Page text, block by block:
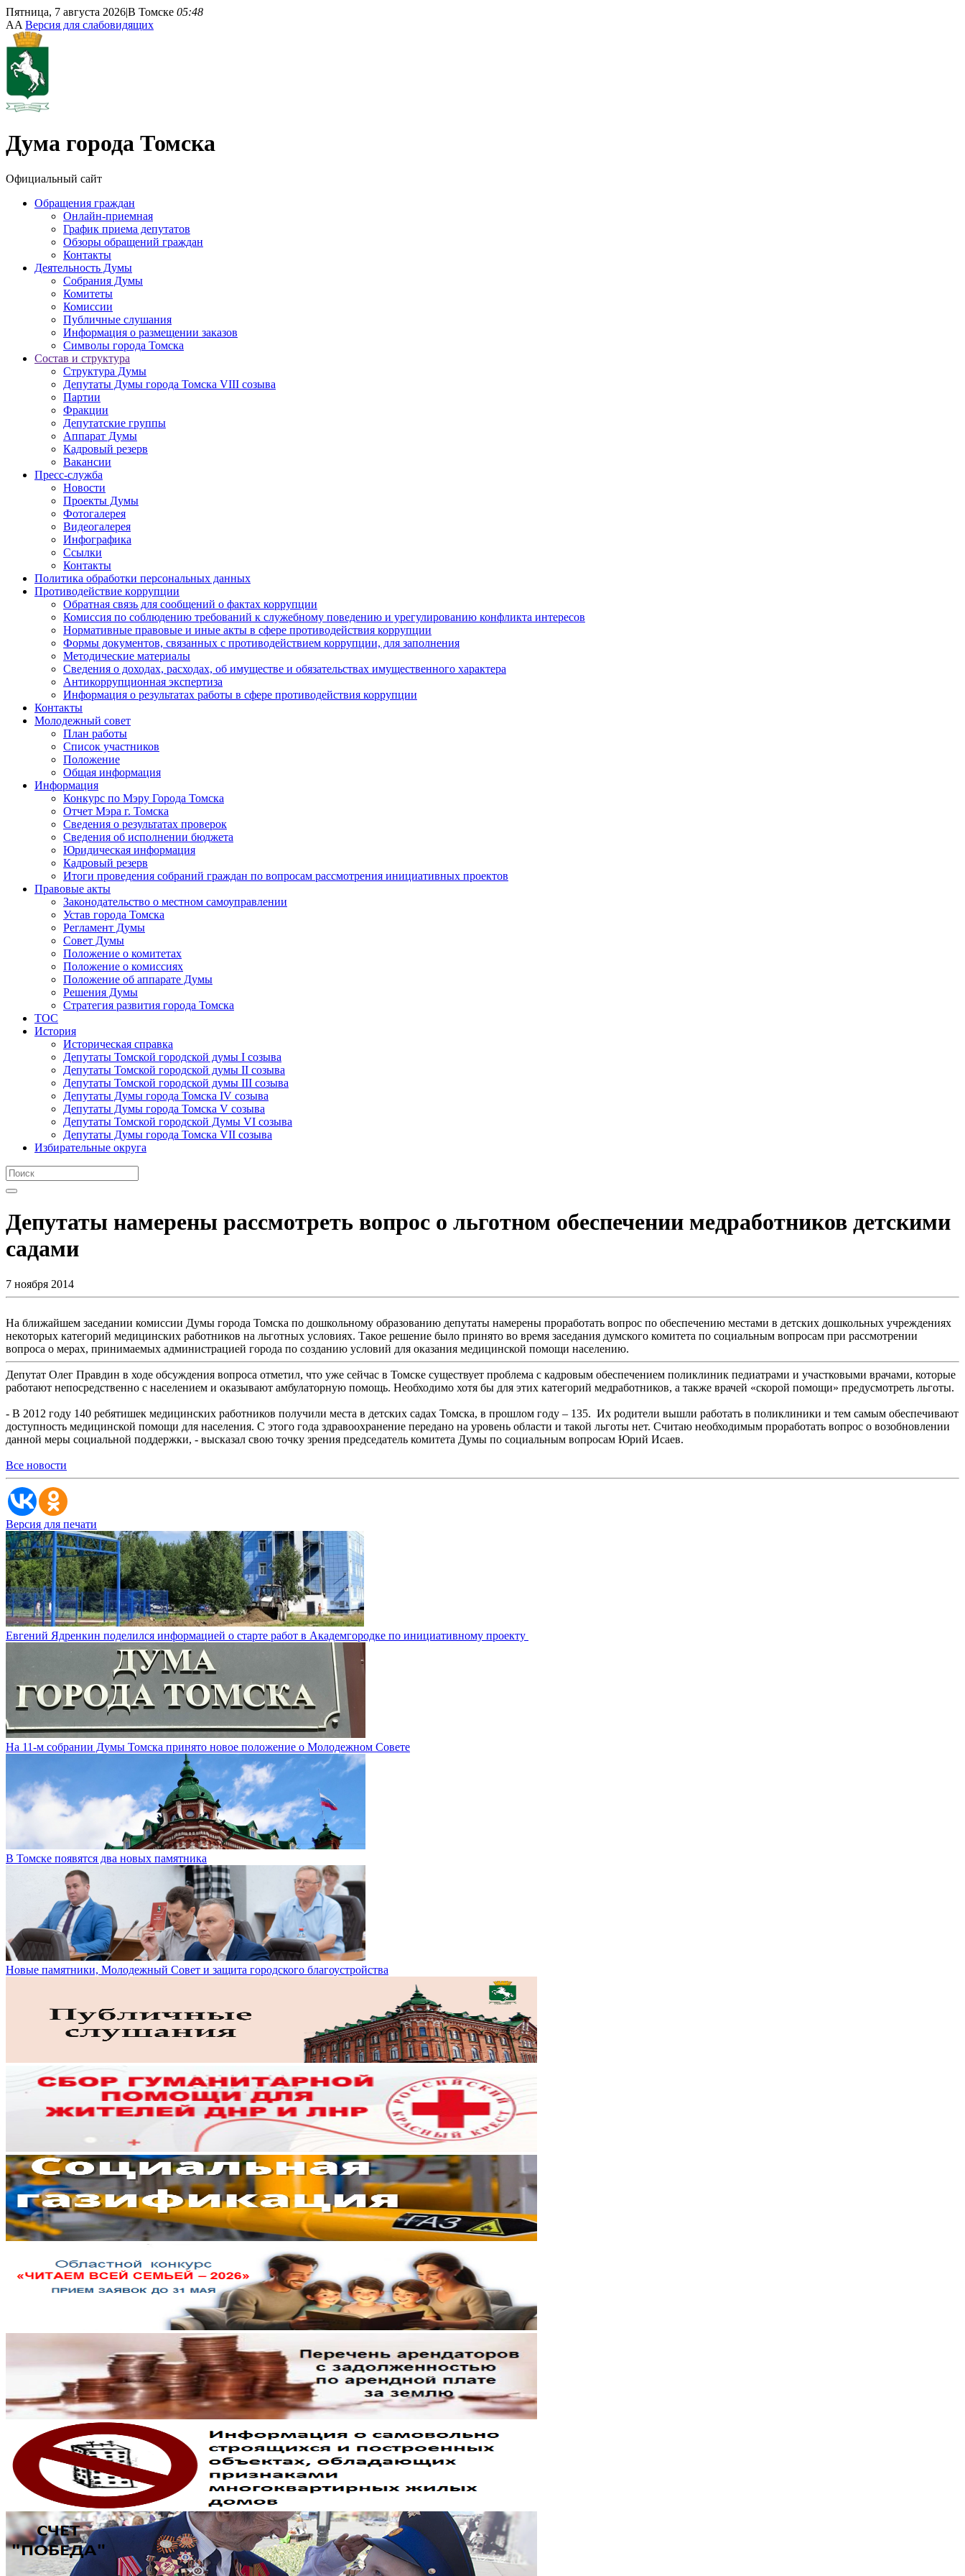
Пятница, 7 августа 2026|В Томске 05:48
AA Версия для слабовидящих
Дума города Томска
Официальный сайт
Обращения граждан
Онлайн-приемная
График приема депутатов
Обзоры обращений граждан
Контакты
Деятельность Думы
Собрания Думы
Комитеты
Комиссии
Публичные слушания
Информация о размещении заказов
Символы города Томска
Состав и структура
Структура Думы
Депутаты Думы города Томска VIII созыва
Партии
Фракции
Депутатские группы
Аппарат Думы
Кадровый резерв
Вакансии
Пресс-служба
Новости
Проекты Думы
Фотогалерея
Видеогалерея
Инфографика
Ссылки
Контакты
Политика обработки персональных данных
Прoтивoдeйствие кoрpупции
Обратная связь для сообщений о фактах коррупции
Комиссия по соблюдению требований к служебному поведению и урегулированию конфликта интересов
Нормативные правовые и иные акты в сфере противодействия коррупции
Формы документов, связанных с противодействием коррупции, для заполнения
Методические материалы
Сведения о доходах, расходах, об имуществе и обязательствах имущественного характера
Антикоррупционная экспертиза
Информация о результатах работы в сфере противодействия коррупции
Контакты
Молодежный совет
План работы
Список участников
Положение
Общая информация
Информация
Конкурс по Мэру Города Томска
Отчет Мэра г. Томска
Сведения о результатах проверок
Сведения об исполнении бюджета
Юридическая информация
Кадровый резерв
Итоги проведения собраний граждан по вопросам рассмотрения инициативных проектов
Правовые акты
Законодательство о местном самоуправлении
Устав города Томска
Регламент Думы
Совет Думы
Положение о комитетах
Положение о комиссиях
Положение об аппарате Думы
Решения Думы
Стратегия развития города Томска
ТОС
История
Историческая справка
Депутаты Томской городской думы I созыва
Депутаты Томской городской думы II созыва
Депутаты Томской городской думы III созыва
Депутаты Думы города Томска IV созыва
Депутаты Думы города Томска V созыва
Депутаты Томской городской Думы VI созыва
Депутаты Думы города Томска VII созыва
Избирательные округа
Депутаты намерены рассмотреть вопрос о льготном обеспечении медработников детскими
садами
7 ноября 2014
На ближайшем заседании комиссии Думы города Томска по дошкольному образованию депутаты намерены проработать вопрос по обеспечению местами в детских дошкольных учреждениях
некоторых категорий медицинских работников на льготных условиях. Такое решение было принято во время заседания думского комитета по социальным вопросам при рассмотрении
вопроса о мерах, принимаемых администрацией города по созданию условий для оказания медицинской помощи населению.
Депутат Олег Правдин в ходе обсуждения вопроса отметил, что уже сейчас в Томске существует проблема с кадровым обеспечением поликлиник педиатрами и участковыми врачами, которые
работают непосредственно с населением и оказывают амбулаторную помощь. Необходимо хотя бы для этих категорий медработников, а также врачей «скорой помощи» предусмотреть льготы.
- В 2012 году 140 ребятишек медицинских работников получили места в детских садах Томска, в прошлом году – 135. Их родители вышли работать в поликлиники и тем самым обеспечивают
доступность медицинской помощи для населения. С этого года здравоохранение передано на уровень области и такой льготы нет. Считаю необходимым проработать вопрос о возобновлении
данной меры социальной поддержки, - высказал свою точку зрения председатель комитета Думы по социальным вопросам Юрий Исаев.
Все новости
Версия для печати
Евгений Ядренкин поделился информацией о старте работ в Академгородке по инициативному проекту
На 11-м собрании Думы Томска принято новое положение о Молодежном Совете
В Томске появятся два новых памятника
Новые памятники, Молодежный Совет и защита городского благоустройства